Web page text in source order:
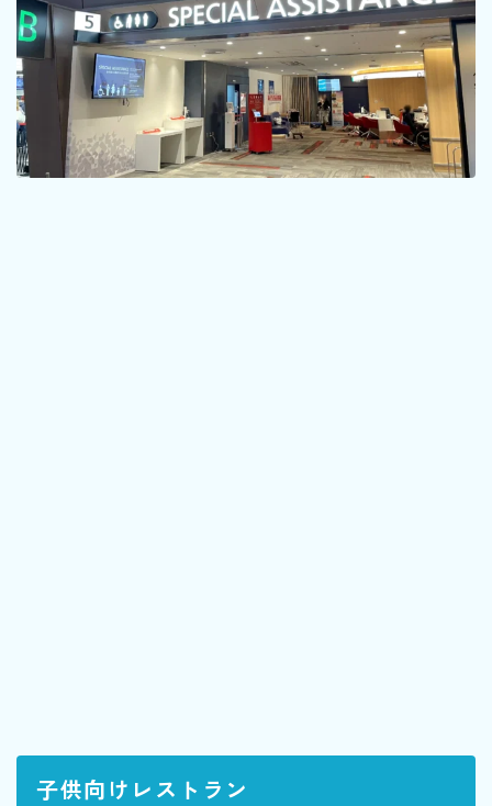
子供向けレストラン